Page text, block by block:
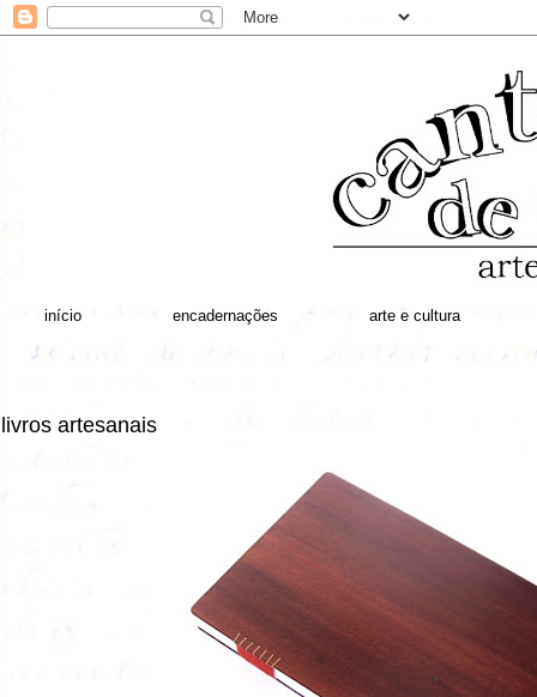
início encadernações arte e cultura
livros artesanais